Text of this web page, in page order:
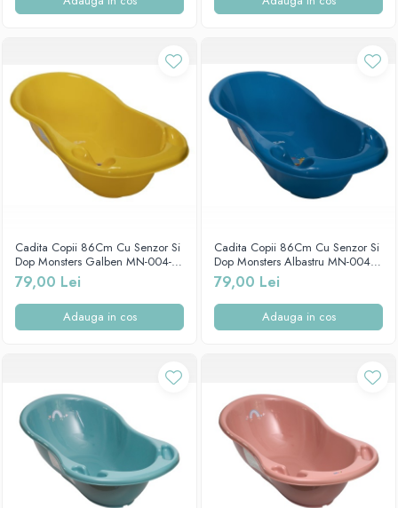
Cadita Copii 86Cm Cu Senzor Si
Dop Monsters Galben MN-004-
124
79,00 Lei
Adauga in cos
Cadita Copii 86Cm Cu Senzor Si
Dop Monsters Albastru MN-004-
126
79,00 Lei
Adauga in cos